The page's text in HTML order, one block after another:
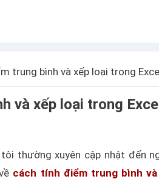
trung bình và xếp loại trong
và xếp loại trong Excel
thường xuyên cập nhật đến
cách tính điểm trung bình